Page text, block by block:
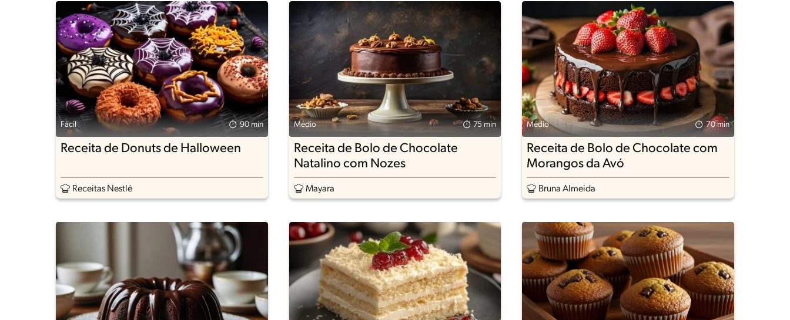
Fácil 90 min
Receita de Donuts de Halloween
Receitas Nestlé
Médio 75 min
Receita de Bolo de Chocolate
Natalino com Nozes
Mayara
Médio 70 min
Receita de Bolo de Chocolate com
Morangos da Avó
Bruna Almeida